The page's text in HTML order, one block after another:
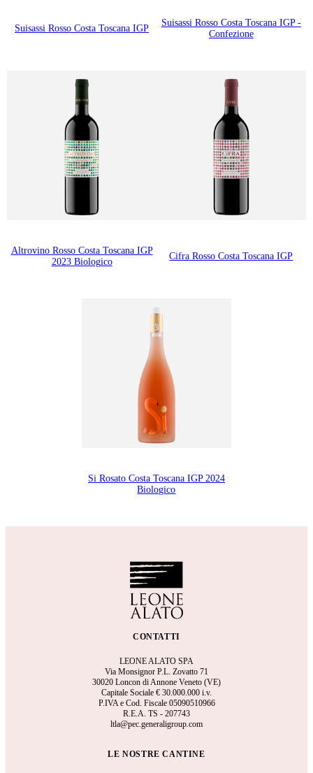
Suisassi Rosso Costa Toscana IGP
Suisassi Rosso Costa Toscana IGP -
Confezione
Altrovino Rosso Costa Toscana IGP
2023 Biologico
Cifra Rosso Costa Toscana IGP
Si Rosato Costa Toscana IGP 2024
Biologico
CONTATTI
LEONE ALATO SPA
Via Monsignor P.L. Zovatto 71
30020 Loncon di Annone Veneto (VE)
Capitale Sociale € 30.000.000 i.v.
P.IVA e Cod. Fiscale 05090510966
R.E.A. TS - 207743
ltla@pec.generaligroup.com
LE NOSTRE CANTINE